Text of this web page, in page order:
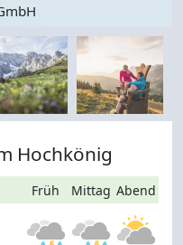
Hochkönig
Früh Mittag Abend